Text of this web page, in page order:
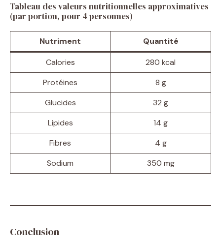
Tableau des valeurs nutritionnelles approximatives
(par portion, pour 4 personnes)
Nutriment Quantité
Calories
280 kcal
Protéines
8 g
Glucides
32 g
Lipides
14 g
Fibres
4 g
Sodium
350 mg
Conclusion